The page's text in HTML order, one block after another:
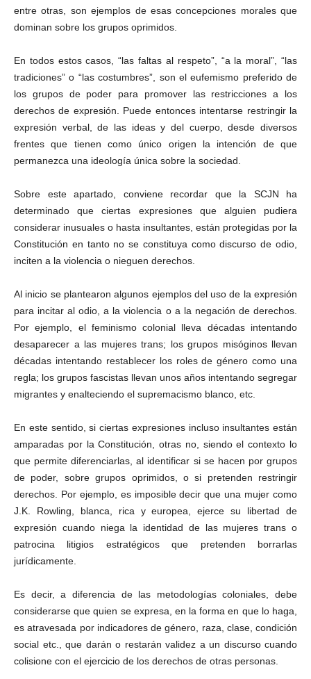
entre otras, son ejemplos de esas concepciones morales que
dominan sobre los grupos oprimidos.
En todos estos casos, “las faltas al respeto”, “a la moral”, “las
tradiciones” o “las costumbres”, son el eufemismo preferido de
los grupos de poder para promover las restricciones a los
derechos de expresión. Puede entonces intentarse restringir la
expresión verbal, de las ideas y del cuerpo, desde diversos
frentes que tienen como único origen la intención de que
permanezca una ideología única sobre la sociedad.
Sobre este apartado, conviene recordar que la SCJN ha
determinado que ciertas expresiones que alguien pudiera
considerar inusuales o hasta insultantes, están protegidas por la
Constitución en tanto no se constituya como discurso de odio,
inciten a la violencia o nieguen derechos.
Al inicio se plantearon algunos ejemplos del uso de la expresión
para incitar al odio, a la violencia o a la negación de derechos.
Por ejemplo, el feminismo colonial lleva décadas intentando
desaparecer a las mujeres trans; los grupos misóginos llevan
décadas intentando restablecer los roles de género como una
regla; los grupos fascistas llevan unos años intentando segregar
migrantes y enalteciendo el supremacismo blanco, etc.
En este sentido, si ciertas expresiones incluso insultantes están
amparadas por la Constitución, otras no, siendo el contexto lo
que permite diferenciarlas, al identificar si se hacen por grupos
de poder, sobre grupos oprimidos, o si pretenden restringir
derechos. Por ejemplo, es imposible decir que una mujer como
J.K. Rowling, blanca, rica y europea, ejerce su libertad de
expresión cuando niega la identidad de las mujeres trans o
patrocina litigios estratégicos que pretenden borrarlas
jurídicamente.
Es decir, a diferencia de las metodologías coloniales, debe
considerarse que quien se expresa, en la forma en que lo haga,
es atravesada por indicadores de género, raza, clase, condición
social etc., que darán o restarán validez a un discurso cuando
colisione con el ejercicio de los derechos de otras personas.